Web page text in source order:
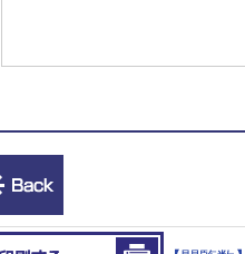
印刷する